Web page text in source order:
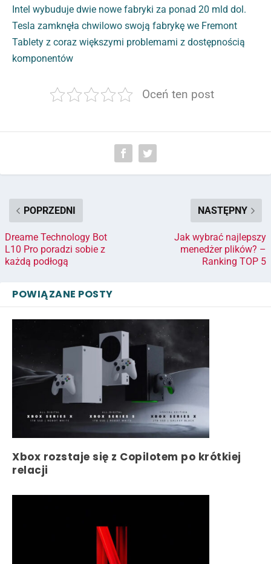
Intel wybuduje dwie nowe fabryki za ponad 20 mld dol.
Tesla zamknęła chwilowo swoją fabrykę we Fremont
Tablety z coraz większymi problemami z dostępnością
komponentów
Oceń ten post
POPRZEDNI
Dreame Technology Bot
L10 Pro poradzi sobie z
każdą podłogą
NASTĘPNY
Jak wybrać najlepszy
menedżer plików? –
Ranking TOP 5
POWIĄZANE POSTY
Xbox rozstaje się z Copilotem po krótkiej
relacji